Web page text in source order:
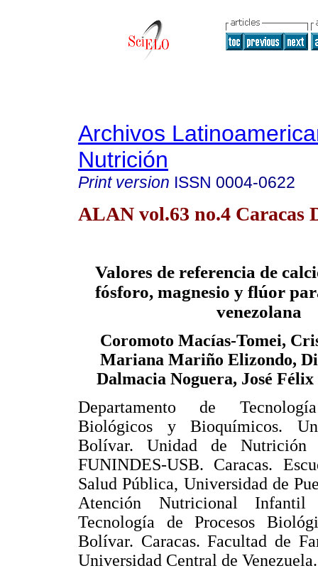
Archivos
Nutrición
Print version ISSN 0004-0622
ALAN vol.63 no.4 Caracas
Valores de referencia de
fósforo, magnesio y flúor
venezolana
Coromoto Macías-Tomei,
Mariana Mariño Elizondo,
Dalmacia Noguera, José Félix
Departamento de
Biológicos y Bioquímicos.
Bolívar. Unidad de Nutrición
FUNINDES-USB. Caracas.
Salud Pública, Universidad de
Atención Nutricional Infantil
Tecnología de Procesos
Bolívar. Caracas. Facultad de
Universidad Central de Venezuela.